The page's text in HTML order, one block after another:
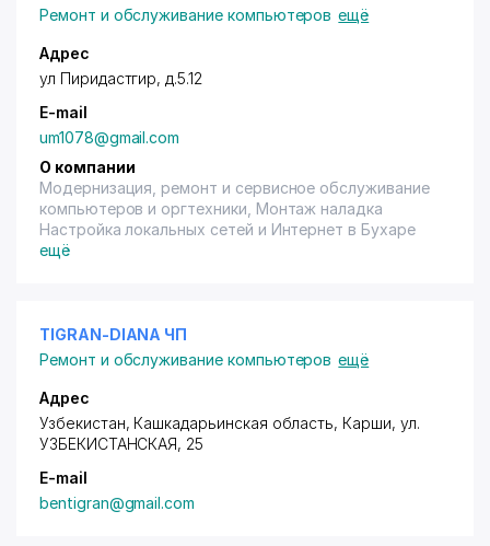
Ремонт и обслуживание компьютеров ещё
Адрес
ул Пиридастгир, д.5.12
E-mail
um1078@gmail.com
О компании
Модернизация, ремонт и сервисное обслуживание
компьютеров и оргтехники, Монтаж наладка
Настройка локальных сетей и Интернет в Бухаре
ещё
TIGRAN-DIANA ЧП
Ремонт и обслуживание компьютеров ещё
Адрес
Узбекистан, Кашкадарьинская область, Карши, ул.
УЗБЕКИСТАНСКАЯ, 25
E-mail
bentigran@gmail.com